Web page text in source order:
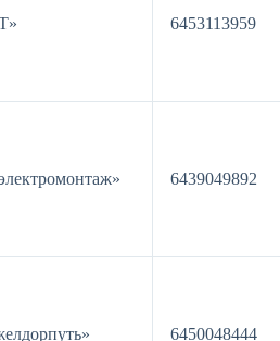
6453113959
6439049892
6450048444